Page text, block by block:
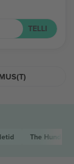
TELLI
The Hundred